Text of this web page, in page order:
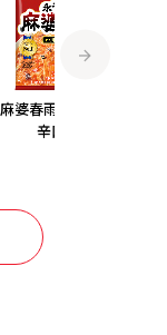
四川風